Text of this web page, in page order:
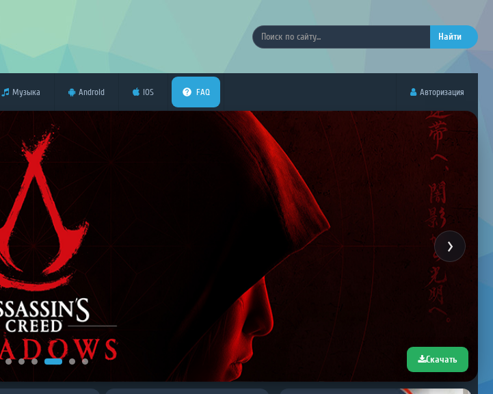
Найти
Музыка Android iOS FAQ Авторизация
Скачать